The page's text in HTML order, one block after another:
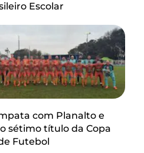
Escolar
com Planalto e
sétimo título da Copa
Futebol